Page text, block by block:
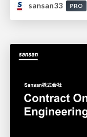
sansan33
PRO